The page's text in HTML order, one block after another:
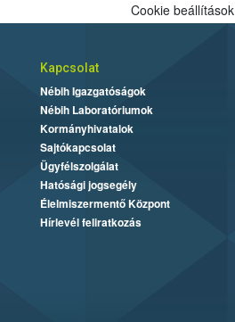
Cookie beállítások
Kapcsolat
Nébih Igazgatóságok
Nébih Laboratóriumok
Kormányhivatalok
Sajtókapcsolat
Ügyfélszolgálat
Hatósági jogsegély
Élelmiszermentő Központ
Hírlevél feliratkozás